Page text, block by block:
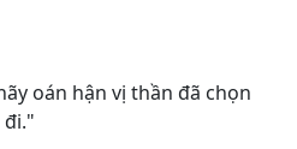
oán hận vị thần đã chọn